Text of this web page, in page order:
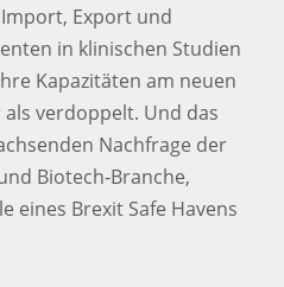
Export und
in klinischen Studien
Kapazitäten am neuen
verdoppelt. Und das
Nachfrage der
Biotech-Branche,
eines Brexit Safe Havens